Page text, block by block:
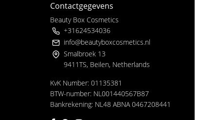
Contactgegevens
Beauty Box Cosmetics
+31624534036
info@beautyboxcosmetics.nl
Smalbroek 13
9411TS, Beilen, Netherlands
KvK Number: 01135381
BTW-number: NL001440567B87
Bankrekening: NL48 ABNA 0467208441